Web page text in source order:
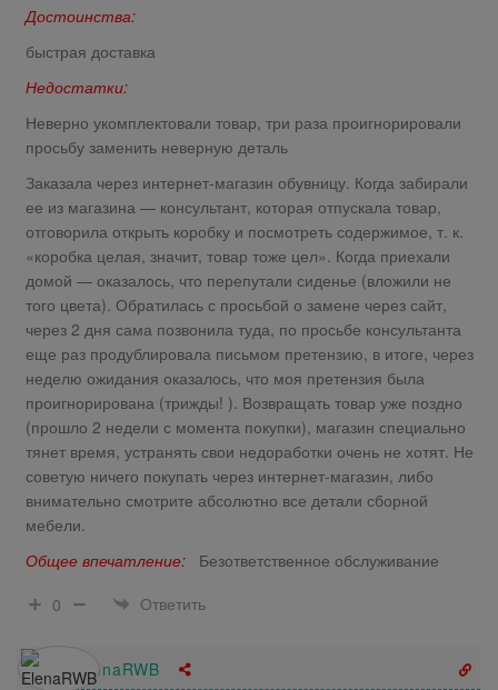
Достоинства:
быстрая доставка
Недостатки:
Неверно укомплектовали товар, три раза проигнорировали
просьбу заменить неверную деталь
Заказала через интернет-магазин обувницу. Когда забирали
ее из магазина — консультант, которая отпускала товар,
отговорила открыть коробку и посмотреть содержимое, т. к.
«коробка целая, значит, товар тоже цел». Когда приехали
домой — оказалось, что перепутали сиденье (вложили не
того цвета). Обратилась с просьбой о замене через сайт,
через 2 дня сама позвонила туда, по просьбе консультанта
еще раз продублировала письмом претензию, в итоге, через
неделю ожидания оказалось, что моя претензия была
проигнорирована (трижды! ). Возвращать товар уже поздно
(прошло 2 недели с момента покупки), магазин специально
тянет время, устранять свои недоработки очень не хотят. Не
советую ничего покупать через интернет-магазин, либо
внимательно смотрите абсолютно все детали сборной
мебели.
Общее впечатление: Безответственное обслуживание
0
Ответить
ElenaRWB